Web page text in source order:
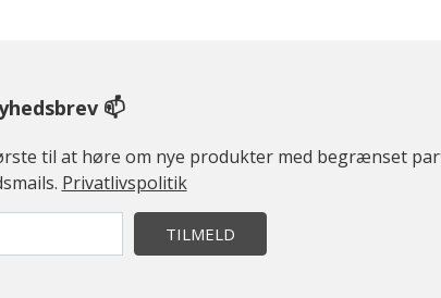
📫
til at høre om nye produkter med begrænset
Privatlivspolitik
TILMELD